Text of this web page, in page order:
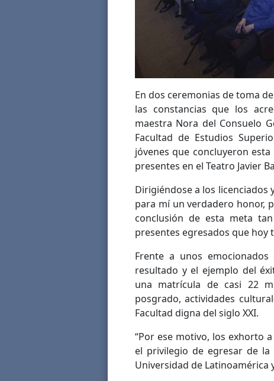
En dos ceremonias de toma
las constancias que los
maestra Nora del Consuelo
Facultad de Estudios
jóvenes que concluyeron
presentes en el Teatro Javier
Dirigiéndose a los licenciados
para mí un verdadero honor,
conclusión de esta meta
presentes egresados que hoy
Frente a unos
resultado y el ejemplo del
una matrícula de casi 22
posgrado, actividades
Facultad digna del siglo XXI.
“Por ese motivo, los exhorto
el privilegio de egresar de
Universidad de Latinoamérica